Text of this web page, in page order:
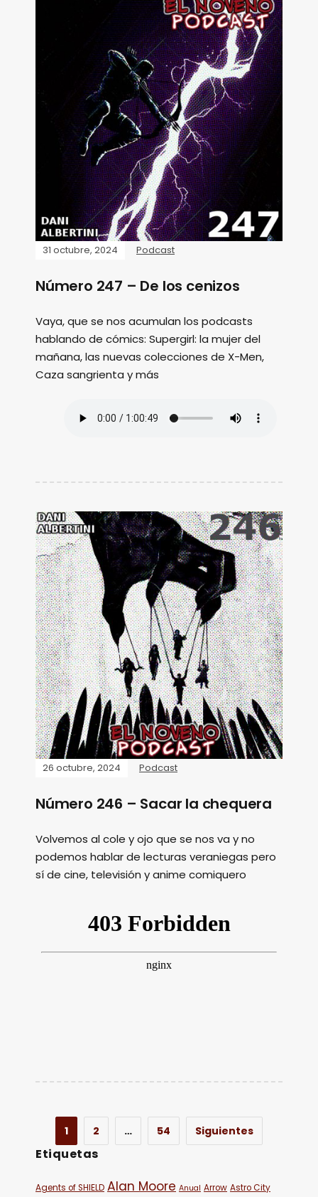
31 octubre, 2024 Podcast
Número 247 – De los cenizos
Vaya, que se nos acumulan los podcasts
hablando de cómics: Supergirl: la mujer del
mañana, las nuevas colecciones de X-Men,
Caza sangrienta y más
26 octubre, 2024 Podcast
Número 246 – Sacar la chequera
Volvemos al cole y ojo que se nos va y no
podemos hablar de lecturas veraniegas pero
sí de cine, televisión y anime comiquero
1 2 … 54 Siguientes
Etiquetas
Agents of SHIELD Alan Moore Anual Arrow Astro City